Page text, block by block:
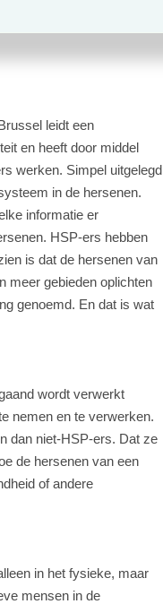
het badwater
leidt een
en heeft door middel
werken. Simpel uitgelegd
in de hersenen.
informatie er
HSP-ers hebben
is dat de hersenen van
meer gebieden oplichten
genoemd. En dat is wat
wordt verwerkt
nemen en te verwerken.
dan niet-HSP-ers. Dat ze
de hersenen van een
of andere
in het fysieke, maar
mensen in de